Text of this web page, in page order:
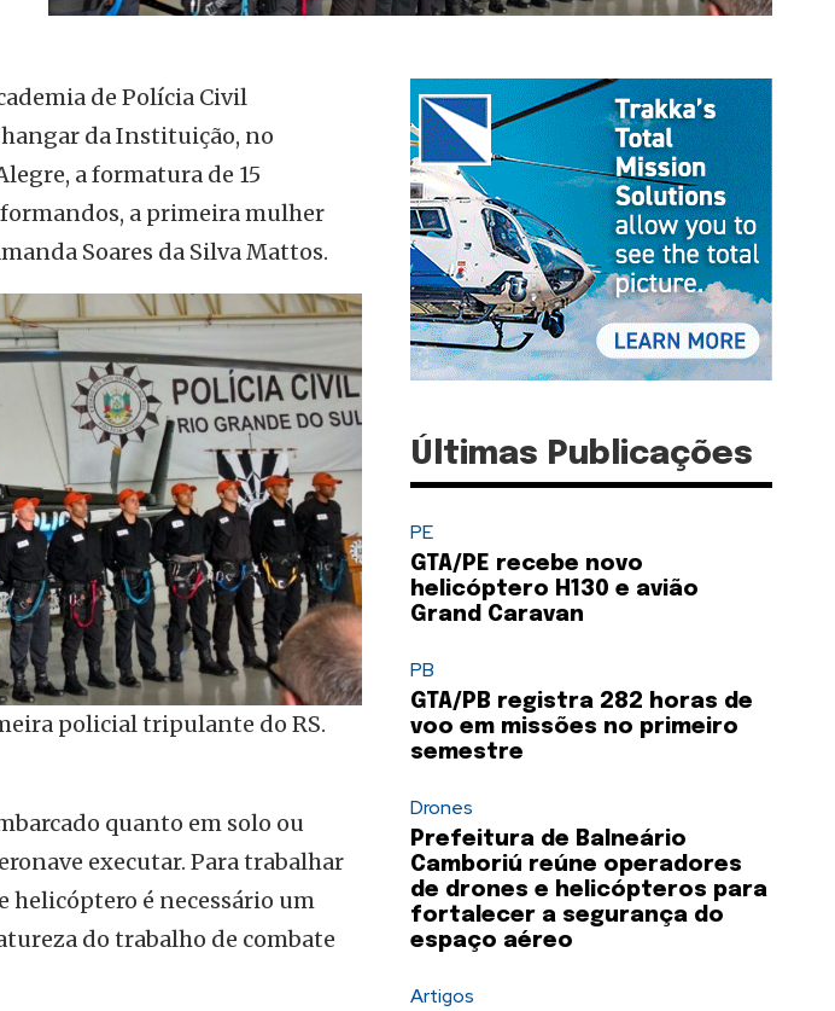
de Polícia Civil
da Instituição, no
a formatura de 15
a primeira mulher
Soares da Silva Mattos.
policial tripulante do RS.
quanto em solo ou
executar. Para trabalhar
é necessário um
do trabalho de combate
Últimas Publicações
PE
GTA/PE recebe novo
helicóptero H130 e avião
Grand Caravan
PB
GTA/PB registra 282 horas de
voo em missões no primeiro
semestre
Drones
Prefeitura de Balneário
Camboriú reúne operadores
de drones e helicópteros para
fortalecer a segurança do
espaço aéreo
Artigos